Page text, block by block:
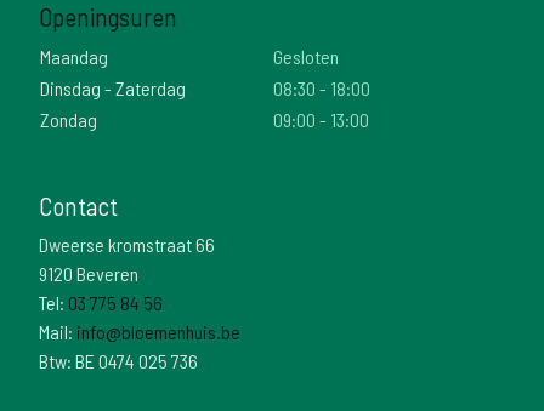
Openingsuren
Maandag
Gesloten
Dinsdag - Zaterdag
08:30 - 18:00
Zondag
09:00 - 13:00
Contact
Dweerse kromstraat 66
9120 Beveren
Tel: 03 775 84 56
Mail: info@bloemenhuis.be
Btw: BE 0474 025 736